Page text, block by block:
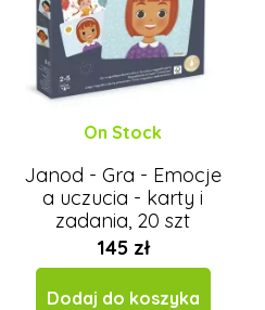
On Stock
Janod - Gra - Emocje
a uczucia - karty i
zadania, 20 szt
145 zł
Dodaj do koszyka